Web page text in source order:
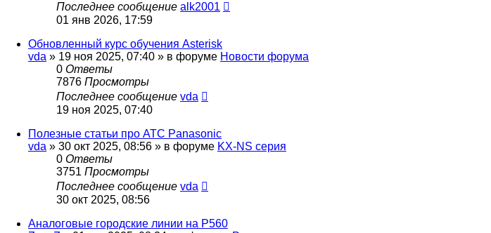
Последнее сообщение alk2001
01 янв 2026, 17:59
Обновленный курс обучения Asterisk
vda » 19 ноя 2025, 07:40 » в форуме Новости форума
0 Ответы
7876 Просмотры
Последнее сообщение vda
19 ноя 2025, 07:40
Полезные статьи про АТС Panasonic
vda » 30 окт 2025, 08:56 » в форуме KX-NS серия
0 Ответы
3751 Просмотры
Последнее сообщение vda
30 окт 2025, 08:56
Аналоговые городские линии на P560